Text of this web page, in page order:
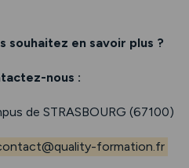
souhaitez en savoir plus ?
nous :
de STRASBOURG (67100)
formation.fr